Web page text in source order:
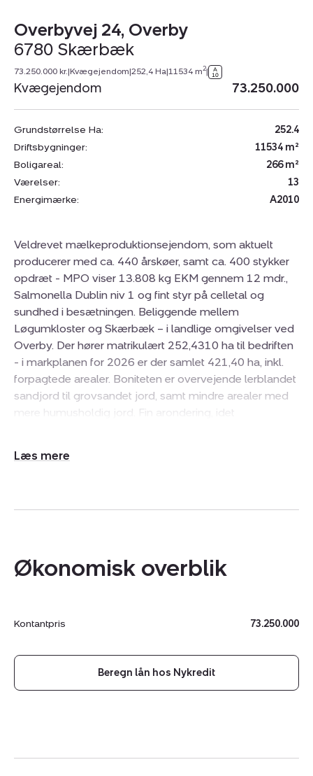
Overbyvej 24, Overby
6780 Skærbæk
73.250.000 kr.|Kvægejendom|252,4 Ha|11534 m2|
Kvægejendom 73.250.000
Grundstørrelse Ha:
252.4
Driftsbygninger:
11534 m²
Boligareal:
266 m²
Værelser:
13
Energimærke:
A2010
Veldrevet mælkeproduktionsejendom, som aktuelt
producerer med ca. 440 årskøer, samt ca. 400 stykker
opdræt - MPO viser 13.808 kg EKM gennem 12 mdr.,
Salmonella Dublin niv 1 og fint styr på celletal og
sundhed i besætningen. Beliggende mellem
Løgumkloster og Skærbæk – i landlige omgivelser ved
Overby. Der hører matrikulært 252,4310 ha til bedriften
- i markplanen for 2026 er der samlet 421,40 ha, inkl.
forpagtede arealer. Boniteten er overvejende lerblandet
sandjord til grovsandet jord, samt mindre arealer med
mere humusholdig jord. Fin arondering, idet
produktion af grovfoder, samt til salgsafgrøder.
opbevaringsfaciliteter til både gylle og grovfoder m.m.
Overbyvej 24/26, samt lidt opdræt på Overbyvej 30.
På Tevringvej 10 produceres ”Dansk Kalv”, ca. 200 dyr
Økonomisk overblik
Kontantpris 73.250.000
Beregn lån hos Nykredit